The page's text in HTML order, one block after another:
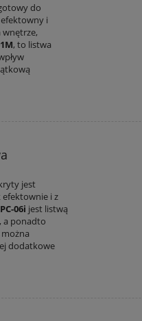
do
i
wnętrze,
, to listwa
jest
efektownie i z
06i jest listwą
a ponadto
dodatkowe